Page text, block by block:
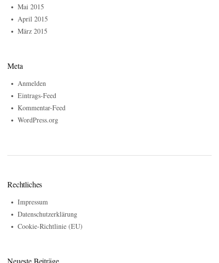
Mai 2015
April 2015
März 2015
Meta
Anmelden
Eintrags-Feed
Kommentar-Feed
WordPress.org
Rechtliches
Impressum
Datenschutzerklärung
Cookie-Richtlinie (EU)
Neueste Beiträge